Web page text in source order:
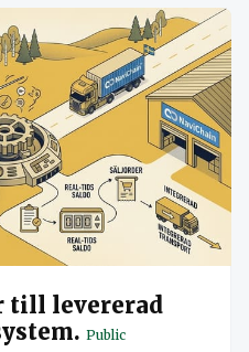
till levererad
Public